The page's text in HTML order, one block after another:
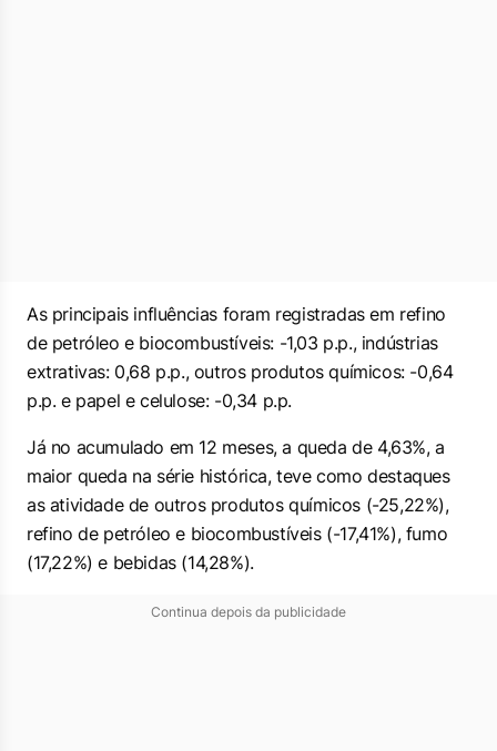
As principais influências foram registradas em refino
de petróleo e biocombustíveis: -1,03 p.p., indústrias
extrativas: 0,68 p.p., outros produtos químicos: -0,64
p.p. e papel e celulose: -0,34 p.p.
Já no acumulado em 12 meses, a queda de 4,63%, a
maior queda na série histórica, teve como destaques
as atividade de outros produtos químicos (-25,22%),
refino de petróleo e biocombustíveis (-17,41%), fumo
(17,22%) e bebidas (14,28%).
Continua depois da publicidade